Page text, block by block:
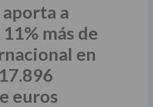
a
más de
en
euros